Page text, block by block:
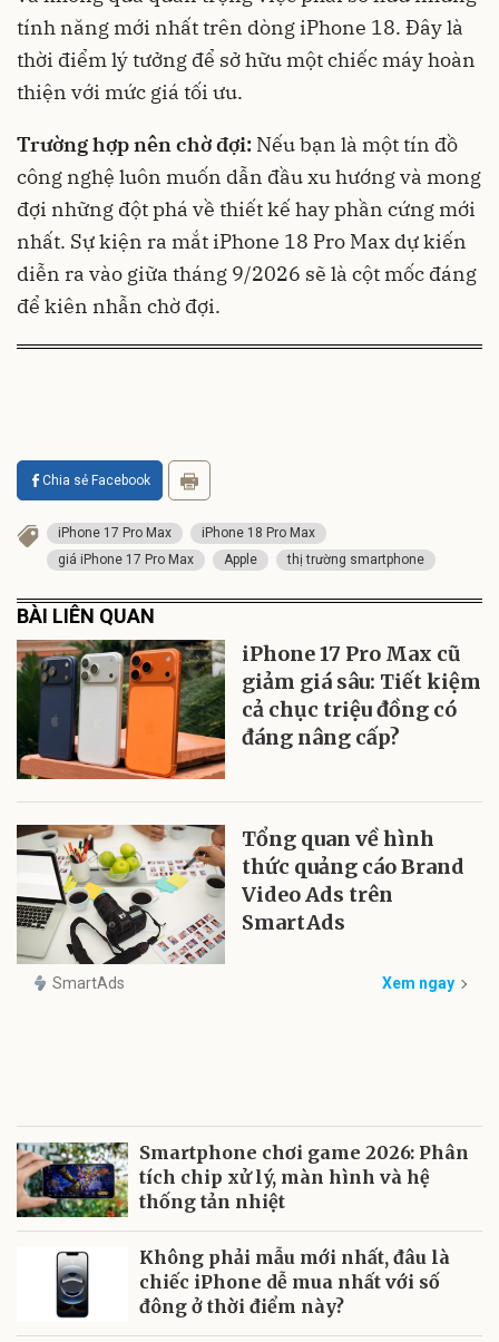
tính năng mới nhất trên dòng iPhone 18. Đây là
thời điểm lý tưởng để sở hữu một chiếc máy hoàn
thiện với mức giá tối ưu.
Trường hợp nên chờ đợi: Nếu bạn là một tín đồ
công nghệ luôn muốn dẫn đầu xu hướng và mong
đợi những đột phá về thiết kế hay phần cứng mới
nhất. Sự kiện ra mắt iPhone 18 Pro Max dự kiến
diễn ra vào giữa tháng 9/2026 sẽ là cột mốc đáng
để kiên nhẫn chờ đợi.
Chia sẻ Facebook
iPhone 17 Pro Max
iPhone 18 Pro Max
giá iPhone 17 Pro Max
Apple thị trường smartphone
BÀI LIÊN QUAN
iPhone 17 Pro Max cũ
giảm giá sâu: Tiết kiệm
cả chục triệu đồng có
đáng nâng cấp?
Tổng quan về hình
thức quảng cáo Brand
Video Ads trên
SmartAds
SmartAds Xem ngay
Smartphone chơi game 2026: Phân
tích chip xử lý, màn hình và hệ
thống tản nhiệt
Không phải mẫu mới nhất, đâu là
chiếc iPhone dễ mua nhất với số
đông ở thời điểm này?